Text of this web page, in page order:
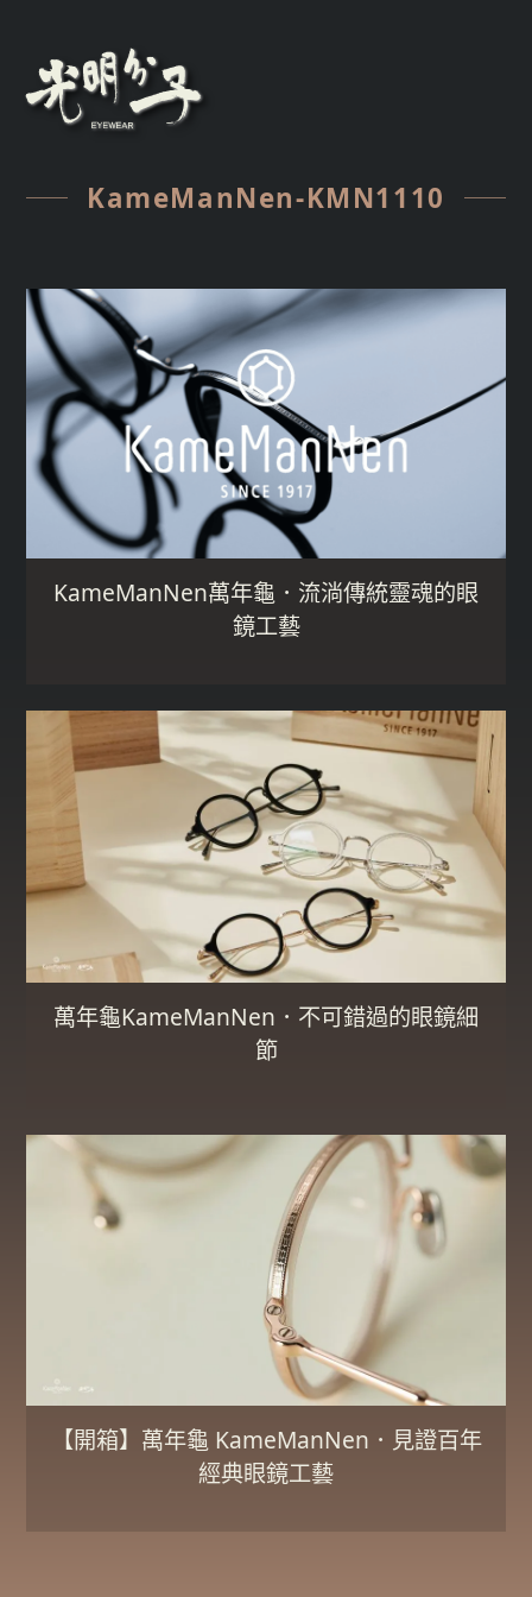
KameManNen-KMN1110
KameManNen萬年龜．流淌傳統靈魂的眼
鏡工藝
萬年龜KameManNen．不可錯過的眼鏡細
節
【開箱】萬年龜 KameManNen．見證百年
經典眼鏡工藝